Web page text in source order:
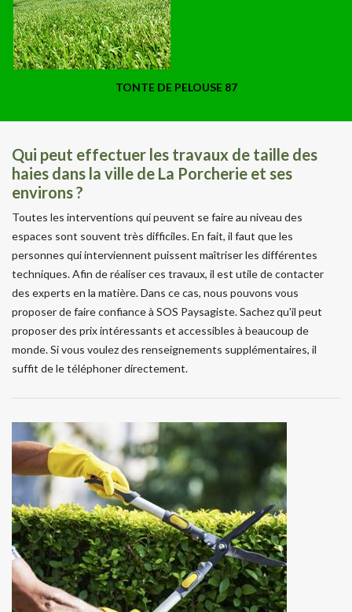
TONTE DE PELOUSE 87
Qui peut effectuer les travaux de taille des
haies dans la ville de La Porcherie et ses
environs ?
Toutes les interventions qui peuvent se faire au niveau des
espaces sont souvent très difficiles. En fait, il faut que les
personnes qui interviennent puissent maîtriser les différentes
techniques. Afin de réaliser ces travaux, il est utile de contacter
des experts en la matière. Dans ce cas, nous pouvons vous
proposer de faire confiance à SOS Paysagiste. Sachez qu'il peut
proposer des prix intéressants et accessibles à beaucoup de
monde. Si vous voulez des renseignements supplémentaires, il
suffit de le téléphoner directement.